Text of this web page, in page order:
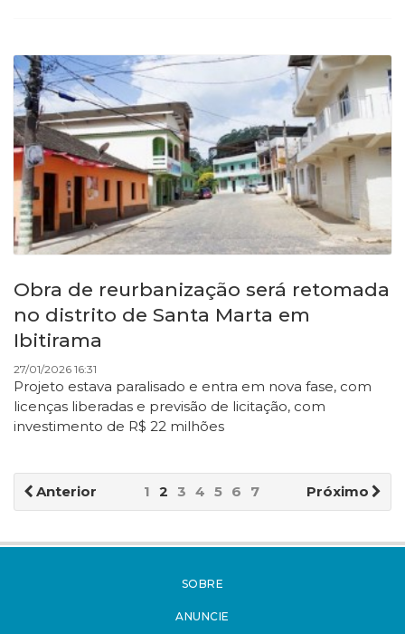
Obra de reurbanização será retomada
no distrito de Santa Marta em
Ibitirama
27/01/2026 16:31
Projeto estava paralisado e entra em nova fase, com
licenças liberadas e previsão de licitação, com
investimento de R$ 22 milhões
Anterior Próximo
1 2 3 4 5 6 7
SOBRE
ANUNCIE